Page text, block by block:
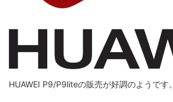
HUAWEI P9/P9liteの販売が好調のようです。